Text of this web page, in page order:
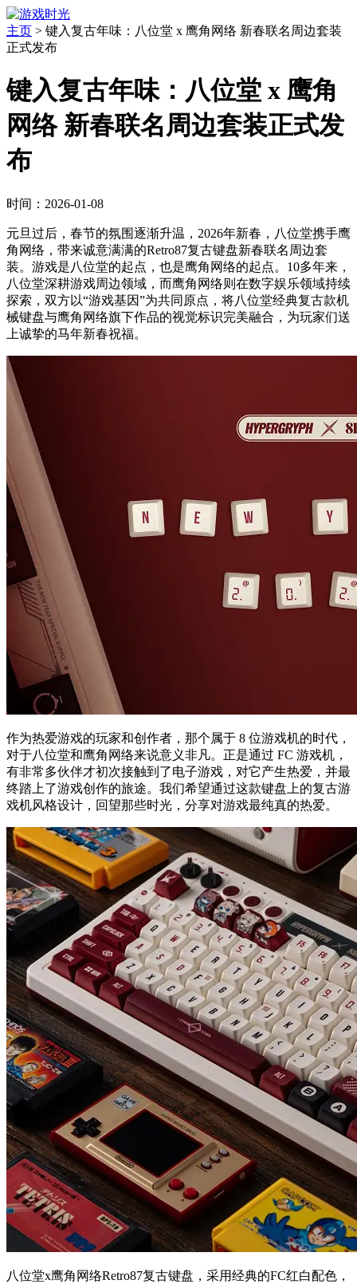
主页 > 键入复古年味：八位堂 x 鹰角网络 新春联名周边套装
正式发布
键入复古年味：八位堂 x 鹰角
网络 新春联名周边套装正式发
布
时间：2026-01-08
元旦过后，春节的氛围逐渐升温，2026年新春，八位堂携手鹰
角网络，带来诚意满满的Retro87复古键盘新春联名周边套
装。游戏是八位堂的起点，也是鹰角网络的起点。10多年来，
八位堂深耕游戏周边领域，而鹰角网络则在数字娱乐领域持续
探索，双方以“游戏基因”为共同原点，将八位堂经典复古款机
械键盘与鹰角网络旗下作品的视觉标识完美融合，为玩家们送
上诚挚的马年新春祝福。
作为热爱游戏的玩家和创作者，那个属于 8 位游戏机的时代，
对于八位堂和鹰角网络来说意义非凡。正是通过 FC 游戏机，
有非常多伙伴才初次接触到了电子游戏，对它产生热爱，并最
终踏上了游戏创作的旅途。我们希望通过这款键盘上的复古游
戏机风格设计，回望那些时光，分享对游戏最纯真的热爱。
八位堂x鹰角网络Retro87复古键盘，采用经典的FC红白配色，